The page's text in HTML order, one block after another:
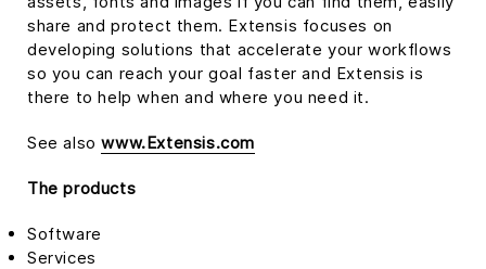
share and protect them. Extensis focuses on
developing solutions that accelerate your workflows
so you can reach your goal faster and Extensis is
there to help when and where you need it.
See alsowww.Extensis.com
The products
Software
Services